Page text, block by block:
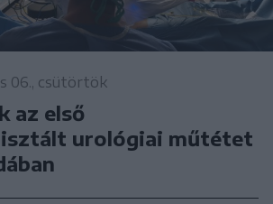
06., csütörtök
az első
urológiai műtétet